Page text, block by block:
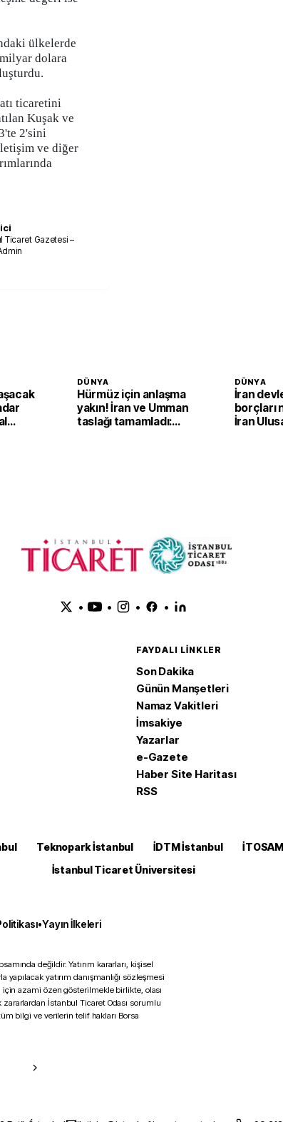
ülkelerde
dolara
ticaretini
Kuşak ve
2'sini
ve diğer
Ticaret Gazetesi –
DÜNYA
Hürmüz için anlaşma
yakın! İran ve Umman
taslağı tamamladı:
DÜNYA
İran
borçları
İran
• • • •
FAYDALI LINKLER
Son Dakika
Günün Manşetleri
Namaz Vakitleri
İmsakiye
Yazarlar
e-Gazete
Haber Site Haritası
RSS
Teknopark İstanbul İDTM İstanbul İTOSAM
İstanbul Ticaret Üniversitesi
•Yayın İlkeleri
değildir. Yatırım kararları, kişisel
yatırım danışmanlığı sözleşmesi
azami özen gösterilmekle birlikte, olası
İstanbul Ticaret Odası sorumlu
bilgi ve verilerin telif hakları Borsa